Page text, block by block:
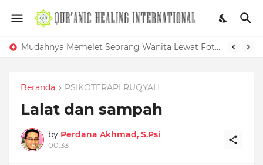
Mudahnya Memelet Seorang Wanita Lewat Foto di Facebook
Beranda PSIKOTERAPI RUQYAH
Lalat dan sampah
by Perdana Akhmad, S.Psi
00.33